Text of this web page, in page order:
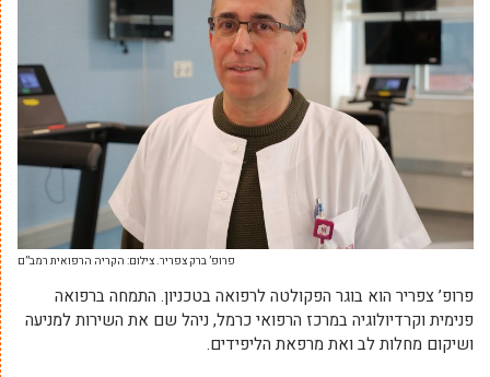
פרופ’ ברק צפריר. צילום: הקריה הרפואית רמב”ם
פרופ’ צפריר הוא בוגר הפקולטה לרפואה בטכניון. התמחה ברפואה
פנימית וקרדיולוגיה במרכז הרפואי כרמל, ניהל שם את השירות למניעה
ושיקום מחלות לב ואת מרפאת הליפידים.